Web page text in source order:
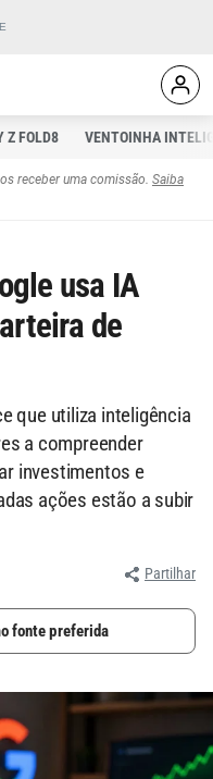
Z FOLD8 VENTOINHA
receber uma comissão. Saiba
usa IA
de
que utiliza inteligência
a compreender
investimentos e
ações estão a subir
Partilhar
fonte preferida